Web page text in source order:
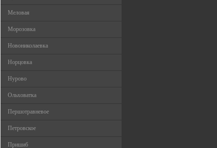
Меловая
Морозовка
Новониколаевка
Норцовка
Нурово
Ольховатка
Першотравневое
Петровское
Пришиб